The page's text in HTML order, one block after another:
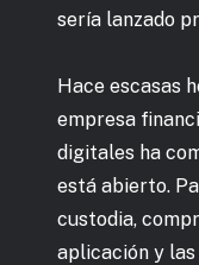
sería lanzado
Hace escasas
empresa
digitales ha
está abierto.
custodia,
aplicación y